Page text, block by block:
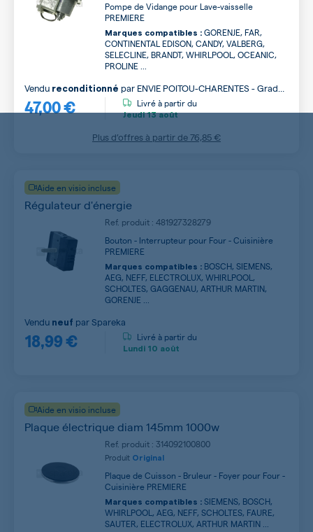
Pompe de Vidange pour Lave-vaisselle
PREMIERE
Marques compatibles : GORENJE, FAR,
CONTINENTAL EDISON, CANDY, VALBERG,
SELECLINE, BRANDT, WHIRLPOOL, OCEANIC,
PROLINE ...
47,00 €
Vendu reconditionné par ENVIE POITOU-CHARENTES - Grade
B
Livré à partir du
Jeudi13 août
Plus d’offres à partir de76,85 €
Aide en visio incluse
Régulateur d'énergie
Ref. produit : 481927328279
Bouton - Interrupteur pour Four - Cuisinière
PREMIERE
Marques compatibles : BOSCH, SIEMENS,
AEG, NEFF, ELECTROLUX, WHIRLPOOL,
SCHOLTES, GAGGENAU, ARTHUR MARTIN,
GORENJE ...
18,99 €
Vendu neuf parSpareka
Livré à partir du
Lundi 10 août
Aide en visio incluse
Plaque électrique diam 145mm 1000w
Ref. produit : 314092100800
Produit Original
Plaque de Cuisson - Bruleur - Foyer pour Four -
Cuisinière PREMIERE
Marques compatibles : SIEMENS, BOSCH,
WHIRLPOOL, AEG, NEFF, SCHOLTES, FAURE,
SAUTER, ELECTROLUX, ARTHUR MARTIN ...